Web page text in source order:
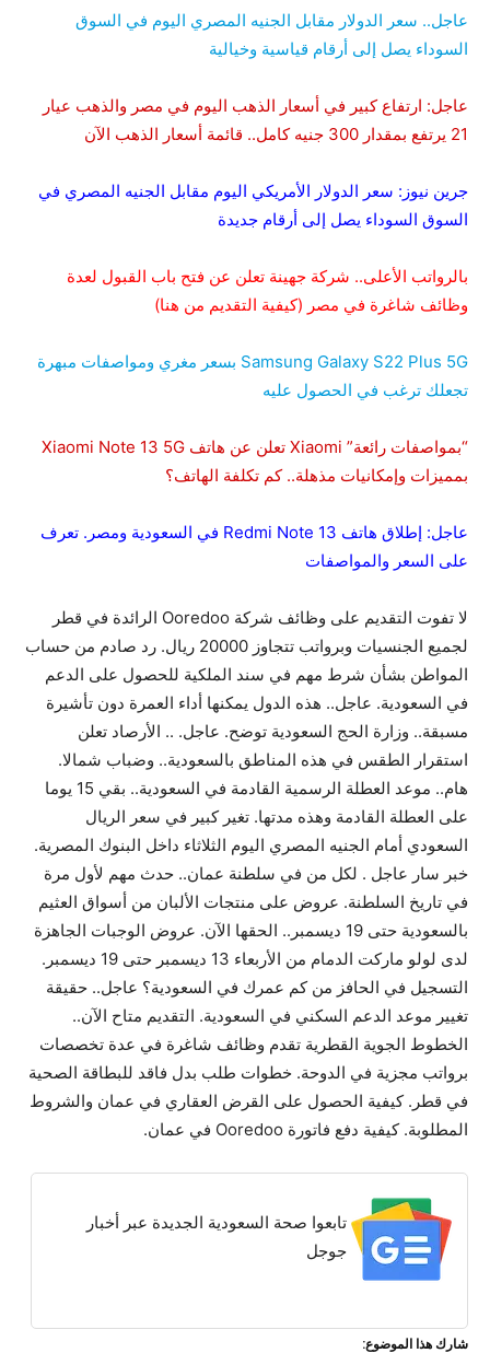
عاجل.. سعر الدولار مقابل الجنيه المصري اليوم في السوق
السوداء يصل إلى أرقام قياسية وخيالية
عاجل: ارتفاع كبير في أسعار الذهب اليوم في مصر والذهب عيار
21 يرتفع بمقدار 300 جنيه كامل.. قائمة أسعار الذهب الآن
جرين نيوز: سعر الدولار الأمريكي اليوم مقابل الجنيه المصري في
السوق السوداء يصل إلى أرقام جديدة
بالرواتب الأعلى.. شركة جهينة تعلن عن فتح باب القبول لعدة
وظائف شاغرة في مصر (كيفية التقديم من هنا)
Samsung Galaxy S22 Plus 5G بسعر مغري ومواصفات مبهرة
تجعلك ترغب في الحصول عليه
“بمواصفات رائعة” Xiaomi تعلن عن هاتف Xiaomi Note 13 5G
بمميزات وإمكانيات مذهلة.. كم تكلفة الهاتف؟
عاجل: إطلاق هاتف Redmi Note 13 في السعودية ومصر. تعرف
على السعر والمواصفات
لا تفوت التقديم على وظائف شركة Ooredoo الرائدة في قطر
لجميع الجنسيات وبرواتب تتجاوز 20000 ريال. رد صادم من حساب
المواطن بشأن شرط مهم في سند الملكية للحصول على الدعم
في السعودية. عاجل.. هذه الدول يمكنها أداء العمرة دون تأشيرة
مسبقة.. وزارة الحج السعودية توضح. عاجل. .. الأرصاد تعلن
استقرار الطقس في هذه المناطق بالسعودية.. وضباب شمالا.
هام.. موعد العطلة الرسمية القادمة في السعودية.. بقي 15 يوما
على العطلة القادمة وهذه مدتها. تغير كبير في سعر الريال
السعودي أمام الجنيه المصري اليوم الثلاثاء داخل البنوك المصرية.
خبر سار عاجل . لكل من في سلطنة عمان.. حدث مهم لأول مرة
في تاريخ السلطنة. عروض على منتجات الألبان من أسواق العثيم
بالسعودية حتى 19 ديسمبر.. الحقها الآن. عروض الوجبات الجاهزة
لدى لولو ماركت الدمام من الأربعاء 13 ديسمبر حتى 19 ديسمبر.
التسجيل في الحافز من كم عمرك في السعودية؟ عاجل.. حقيقة
تغيير موعد الدعم السكني في السعودية. التقديم متاح الآن..
الخطوط الجوية القطرية تقدم وظائف شاغرة في عدة تخصصات
برواتب مجزية في الدوحة. خطوات طلب بدل فاقد للبطاقة الصحية
في قطر. كيفية الحصول على القرض العقاري في عمان والشروط
المطلوبة. كيفية دفع فاتورة Ooredoo في عمان.
تابعوا صحة السعودية الجديدة عبر أخبار
جوجل
شارك هذا الموضوع: